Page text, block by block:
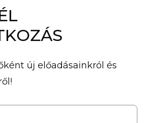
új előadásainkról és